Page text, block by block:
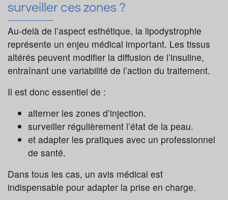
surveiller ces zones ?
Au-delà de l’aspect esthétique, la lipodystrophie
représente un enjeu médical important. Les tissus
altérés peuvent modifier la diffusion de l’insuline,
entraînant une variabilité de l’action du traitement.
Il est donc essentiel de :
alterner les zones d’injection.
surveiller régulièrement l’état de la peau.
et adapter les pratiques avec un professionnel
de santé.
Dans tous les cas, un avis médical est
indispensable pour adapter la prise en charge.